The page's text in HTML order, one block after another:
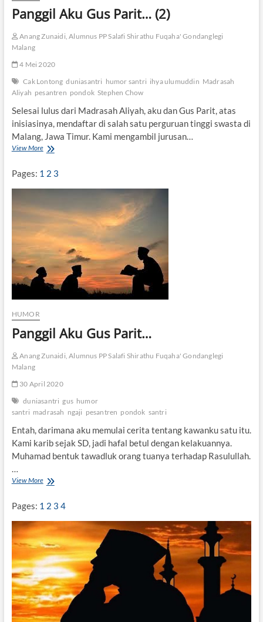
Panggil Aku Gus Parit… (2)
Anang Zunaidi, Alumnus PP Salafi Shirathu Fuqaha' Gondanglegi
Malang
4 Mei 2020
Cak Lontong duniasantri humor santri ihya ulumuddin Madrasah
Aliyah pesantren pondok Stephen Chow
Selesai lulus dari Madrasah Aliyah, aku dan Gus Parit, atas
inisiasinya, mendaftar di salah satu perguruan tinggi swasta di
Malang, Jawa Timur. Kami mengambil jurusan…
View MoreP
g
g
l
k
G
s
P
…
2
Pages: 1 2 3
HUMOR
Panggil Aku Gus Parit…
Anang Zunaidi, Alumnus PP Salafi Shirathu Fuqaha' Gondanglegi
Malang
30 April 2020
duniasantri gus humor
santri madrasah ngaji pesantren pondok santri
Entah, darimana aku memulai cerita tentang kawanku satu itu.
Kami karib sejak SD, jadi hafal betul dengan kelakuannya.
Muhamad bentuk tawadluk orang tuanya terhadap Rasulullah.
…
View MoreP
g
g
l
A
k
u
G
u
s
P
Pages: 1 2 3 4